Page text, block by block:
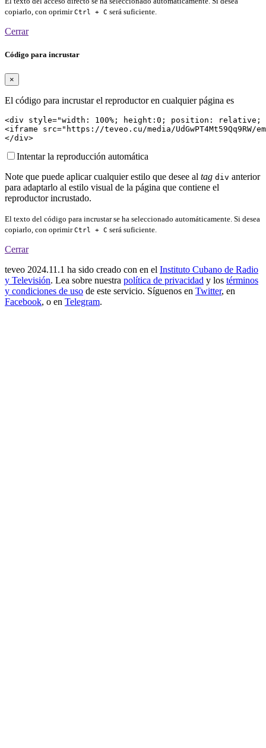
copiarlo, con oprimirCtrl + C será suficiente.
Cerrar
Código para incrustar
×
El código para incrustar el reproductor en cualquier página es
<div style="width: 100%; height:0; position: relative;
<iframe src="https://teveo.cu/media/
</div>
Intentar la reproducción automática
Note que puede aplicar cualquier estilo que desee al tag div anterior
para adaptarlo al estilo visual de la página que contiene el
reproductor incrustado.
El texto del código para incrustar se ha seleccionado automáticamente. Si desea
copiarlo, con oprimirCtrl + C será suficiente.
Cerrar
teveo 2024.11.1 ha sido creado con en el Instituto Cubano de Radio
y Televisión. Lea sobre nuestra política de privacidad y los términos
y condiciones de uso de este servicio. Síguenos en Twitter, en
Facebook, o en Telegram.